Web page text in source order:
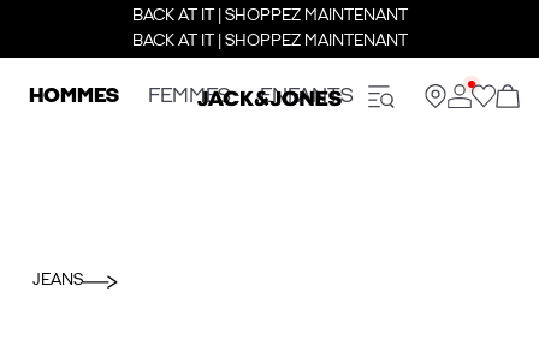
BACK AT IT | SHOPPEZ MAINTENANT
BACK AT IT | SHOPPEZ MAINTENANT
HOMMES FEMMES ENFANTS
JEANS